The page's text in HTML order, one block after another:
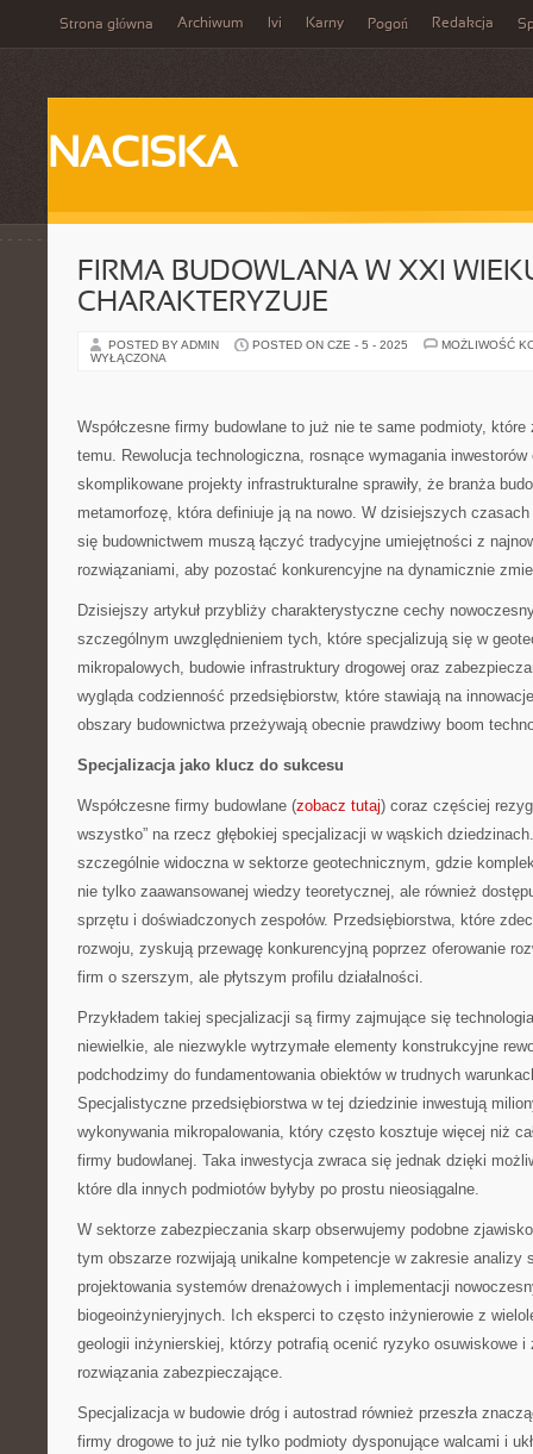
Strona główna Archiwum Ivi Karny Pogoń Redakcja
NACISKA
FIRMA BUDOWLANA W XXI
CHARAKTERYZUJE
POSTED BY ADMIN POSTED ON CZE - 5 - 2025
MOŻLIWOŚĆ
WYŁĄCZONA
Współczesne firmy budowlane to już nie te same podmioty,
temu. Rewolucja technologiczna, rosnące wymagania
skomplikowane projekty infrastrukturalne sprawiły, że branża
metamorfozę, która definiuje ją na nowo. W dzisiejszych
się budownictwem muszą łączyć tradycyjne umiejętności z
rozwiązaniami, aby pozostać konkurencyjne na dynamicznie
Dzisiejszy artykuł przybliży charakterystyczne cechy
szczególnym uwzględnieniem tych, które specjalizują się w
mikropalowych, budowie infrastruktury drogowej oraz
wygląda codzienność przedsiębiorstw, które stawiają na
obszary budownictwa przeżywają obecnie prawdziwy boom
Specjalizacja jako klucz do sukcesu
Współczesne firmy budowlane (zobacz tutaj) coraz częściej
wszystko” na rzecz głębokiej specjalizacji w wąskich
szczególnie widoczna w sektorze geotechnicznym, gdzie
nie tylko zaawansowanej wiedzy teoretycznej, ale również
sprzętu i doświadczonych zespołów. Przedsiębiorstwa, które
rozwoju, zyskują przewagę konkurencyjną poprzez oferowanie
firm o szerszym, ale płytszym profilu działalności.
Przykładem takiej specjalizacji są firmy zajmujące się
niewielkie, ale niezwykle wytrzymałe elementy konstrukcyjne
podchodzimy do fundamentowania obiektów w trudnych
Specjalistyczne przedsiębiorstwa w tej dziedzinie inwestują
wykonywania mikropalowania, który często kosztuje więcej niż
firmy budowlanej. Taka inwestycja zwraca się jednak dzięki
które dla innych podmiotów byłyby po prostu nieosiągalne.
W sektorze zabezpieczania skarp obserwujemy podobne
tym obszarze rozwijają unikalne kompetencje w zakresie analizy
projektowania systemów drenażowych i implementacji
biogeoinżynieryjnych. Ich eksperci to często inżynierowie z
geologii inżynierskiej, którzy potrafią ocenić ryzyko osuwiskowe i
rozwiązania zabezpieczające.
Specjalizacja w budowie dróg i autostrad również przeszła
firmy drogowe to już nie tylko podmioty dysponujące walcami i